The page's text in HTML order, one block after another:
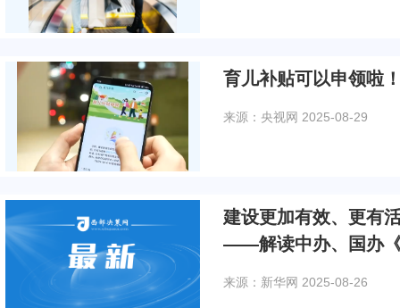
育儿补贴可以申领啦
来源：央视网 2025-08-29
建设更加有效、更有
——解读中办、国办《
来源：新华网 2025-08-26